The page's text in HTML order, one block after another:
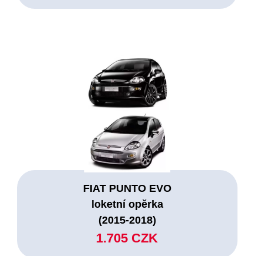
FIAT PUNTO EVO
loketní opěrka
(2015-2018)
1.705 CZK